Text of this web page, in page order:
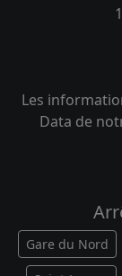
Les
Data de
Gare du Nord